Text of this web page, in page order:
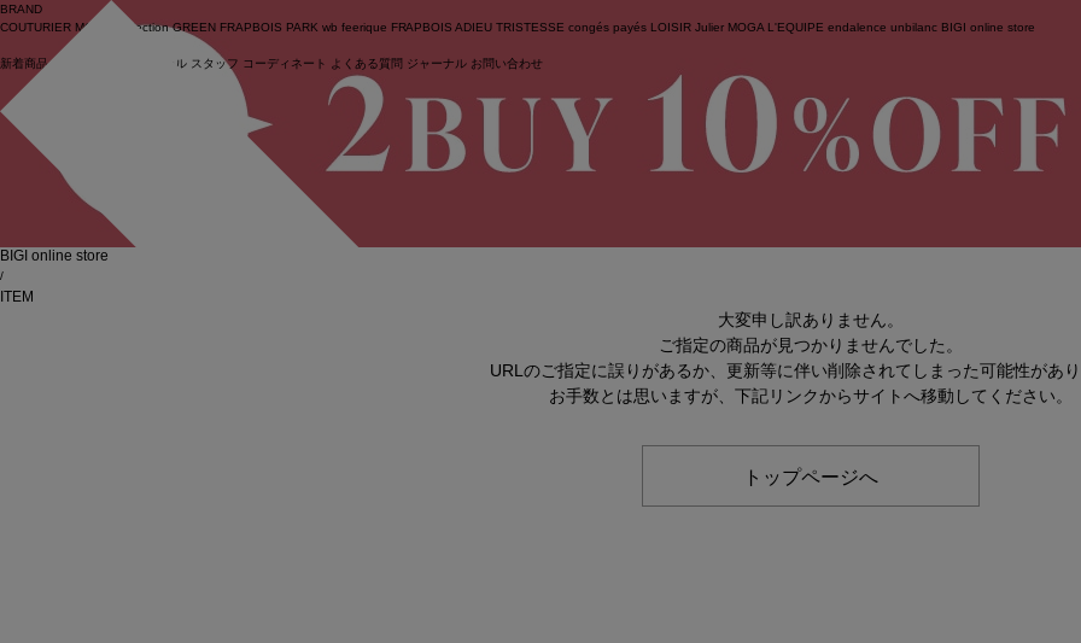
ログイン
BRAND
COUTURIER MOGA Collection GREEN FRAPBOIS PARK wb feerique FRAPBOIS ADIEU TRISTESSE congés payés LOISIR Julier MOGA L'EQUIPE endalence unbilanc BIGI online store
新着商品 (ライブ) セール スタッフ コーディネート よくある質問 ジャーナル お問い合わせ
BIGI online store
/
ITEM
大変申し訳ありません。
ご指定の商品が見つかりませんでした。
URLのご指定に誤りがあるか、更新等に伴い削除されてしまった可能性があ
お手数とは思いますが、下記リンクからサイトへ移動してください。
トップページへ